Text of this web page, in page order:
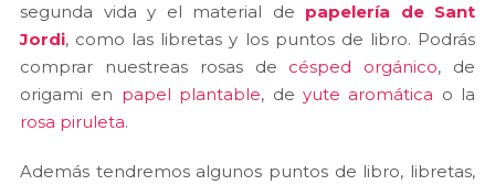
segunda vida y el material de papelería de Sant
Jordi, como las libretas y los puntos de libro. Podrás
comprar nuestreas rosas de césped orgánico, de
origami en papel plantable, de yute aromática o la
rosa piruleta.
Además tendremos algunos puntos de libro, libretas,